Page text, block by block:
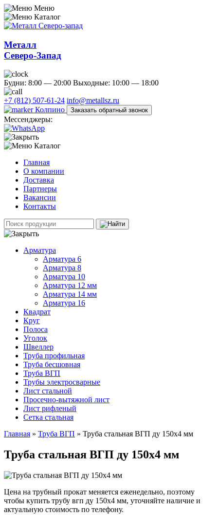
Меню
Каталог
Металл
Северо-Запад
Будни: 8:00 — 20:00 Выходные: 10:00 — 18:00
+7 (812) 507-61-24 info@metallsz.ru
Колпино
Заказать обратный звонок
Мессенджеры:
Каталог
Главная
О компании
Доставка
Партнеры
Вакансии
Контакты
Арматура
Арматура 6
Арматура 8
Арматура 10
Арматура 12 мм
Арматура 14 мм
Арматура 16
Квадрат
Круг
Полоса
Уголок
Швеллер
Труба профильная
Труба бесшовная
Труба ВГП
Трубы электросварные
Лист стальной
Просечно-вытяжной лист
Лист рифленый
Сетка стальная
Главная » Труба ВГП » Труба стальная ВГП ду 150х4 мм
Труба стальная ВГП ду 150х4 мм
Цена на трубный прокат меняется еженедельно, поэтому
чтобы купить трубу вгп ду 150х4 мм, уточняйте наличие и
актуальную стоимость по телефону.